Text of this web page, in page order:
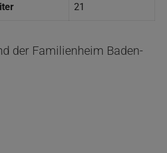
21
der Familienheim Baden-